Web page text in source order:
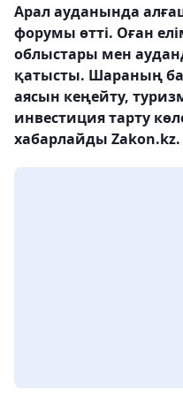
Арал ауданында
форумы өтті. Оған
облыстары мен
қатысты. Шараның
аясын кеңейту,
инвестиция тарту
хабарлайды Zakon.kz.